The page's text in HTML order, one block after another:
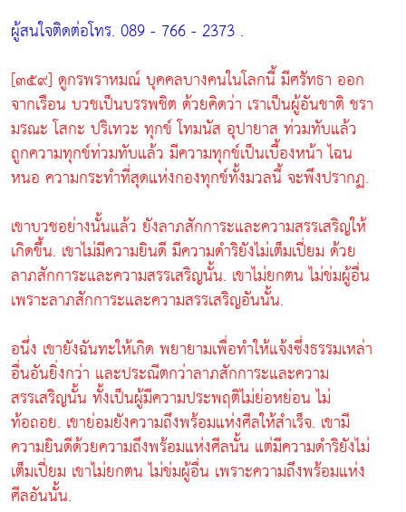
ผู้สนใจติดต่อโทร. 089 - 766 - 2373 .
[๓๕๙] ดูกรพราหมณ์ บุคคลบางคนในโลกนี้ มีศรัทธา ออก
จากเรือน บวชเป็นบรรพชิต ด้วยคิดว่า เราเป็นผู้อันชาติ ชรา
มรณะ โสกะ ปริเทวะ ทุกข์ โทมนัส อุปายาส ท่วมทับแล้ว
ถูกความทุกข์ท่วมทับแล้ว มีความทุกข์เป็นเบื้องหน้า ไฉน
หนอ ความกระทำที่สุดแห่งกองทุกข์ทั้งมวลนี้ จะพึงปรากฏ.
เขาบวชอย่างนั้นแล้ว ยังลาภสักการะและความสรรเสริญให้
เกิดขึ้น. เขาไม่มีความยินดี มีความดำริยังไม่เต็มเปี่ยม ด้วย
ลาภสักการะและความสรรเสริญนั้น. เขาไม่ยกตน ไม่ข่มผู้อื่น
เพราะลาภสักการะและความสรรเสริญอันนั้น.
อนึ่ง เขายังฉันทะให้เกิด พยายามเพื่อทำให้แจ้งซึ่งธรรมเหล่า
อื่นอันยิ่งกว่า และประณีตกว่าลาภสักการะและความ
สรรเสริญนั้น ทั้งเป็นผู้มีความประพฤติไม่ย่อหย่อน ไม่
ท้อถอย. เขาย่อมยังความถึงพร้อมแห่งศีลให้สำเร็จ. เขามี
ความยินดีด้วยความถึงพร้อมแห่งศีลนั้น แต่มีความดำริยังไม่
เต็มเปี่ยม เขาไม่ยกตน ไม่ข่มผู้อื่น เพราะความถึงพร้อมแห่ง
ศีลอันนั้น.